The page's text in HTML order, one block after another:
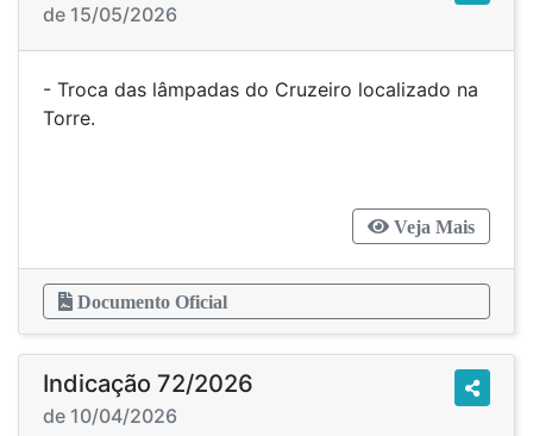
de 15/05/2026
- Troca das lâmpadas do Cruzeiro localizado na
Torre.
Veja Mais
Documento Oficial
Indicação 72/2026
de 10/04/2026